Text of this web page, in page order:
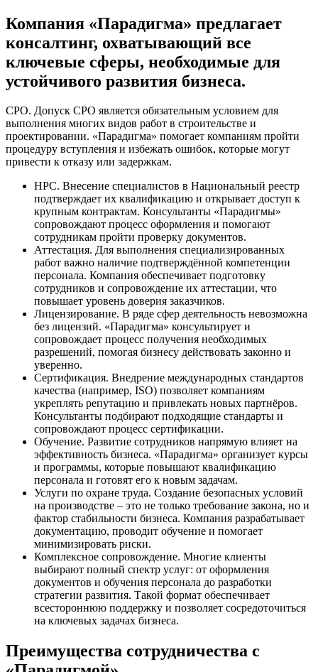
Компания «Парадигма» предлагает
консалтинг, охватывающий все
ключевые сферы, необходимые для
устойчивого развития бизнеса.
СРО. Допуск СРО является обязательным условием для
выполнения многих видов работ в строительстве и
проектировании. «Парадигма» помогает компаниям пройти
процедуру вступления и избежать ошибок, которые могут
привести к отказу или задержкам.
НРС. Внесение специалистов в Национальный реестр
подтверждает их квалификацию и открывает доступ к
крупным контрактам. Консультанты «Парадигмы»
сопровождают процесс оформления и помогают
сотрудникам пройти проверку документов.
Аттестация. Для выполнения специализированных
работ важно наличие подтверждённой компетенции
персонала. Компания обеспечивает подготовку
сотрудников и сопровождение их аттестации, что
повышает уровень доверия заказчиков.
Лицензирование. В ряде сфер деятельность невозможна
без лицензий. «Парадигма» консультирует и
сопровождает процесс получения необходимых
разрешений, помогая бизнесу действовать законно и
уверенно.
Сертификация. Внедрение международных стандартов
качества (например, ISO) позволяет компаниям
укреплять репутацию и привлекать новых партнёров.
Консультанты подбирают подходящие стандарты и
сопровождают процесс сертификации.
Обучение. Развитие сотрудников напрямую влияет на
эффективность бизнеса. «Парадигма» организует курсы
и программы, которые повышают квалификацию
персонала и готовят его к новым задачам.
Услуги по охране труда. Создание безопасных условий
на производстве – это не только требование закона, но и
фактор стабильности бизнеса. Компания разрабатывает
документацию, проводит обучение и помогает
минимизировать риски.
Комплексное сопровождение. Многие клиенты
выбирают полный спектр услуг: от оформления
документов и обучения персонала до разработки
стратегии развития. Такой формат обеспечивает
всестороннюю поддержку и позволяет сосредоточиться
на ключевых задачах бизнеса.
Преимущества сотрудничества с